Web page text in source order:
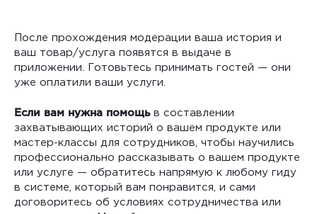
После прохождения модерации ваша история и
ваш товар/услуга появятся в выдаче в
приложении. Готовьтесь принимать гостей — они
уже оплатили ваши услуги.
Если вам нужна помощьв составлении
захватывающих историй о вашем продукте или
мастер-классы для сотрудников, чтобы научились
профессионально рассказывать о вашем продукте
или услуге — обратитесь напрямую к любому гиду
в системе, который вам понравится, и сами
договоритесь об условиях сотрудничества или